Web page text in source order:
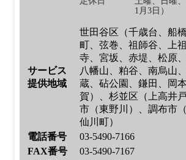
1月3日）
サービス
提供地域
世田谷区（千歳台、船
町、弦巻、祖師谷、上
寺、宮坂、赤堤、松原
八幡山、粕谷、南烏山
蔵、砧公園、鎌田、岡
賀）、杉並区（上高井
市（東野川）、調布市
仙川町）
電話番号
03-5490-7166
FAX番号
03-5490-7167